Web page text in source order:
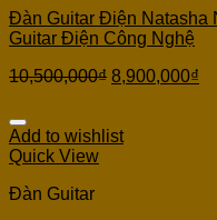
Đàn Guitar Điện Natasha
Guitar Điện Công Nghệ
10,500,000₫ 8,900,000₫
Add to wishlist
Quick View
Đàn Guitar